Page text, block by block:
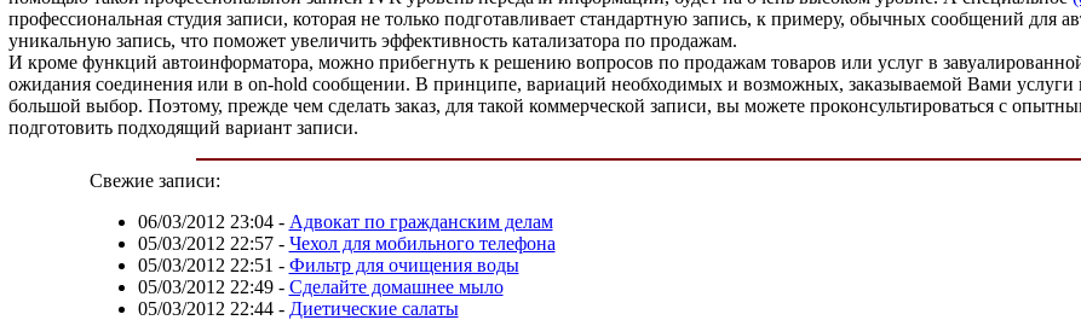
профессиональная студия записи, которая не только подготавливает стандартную запись, к примеру, обычных сообщений для
уникальную запись, что поможет увеличить эффективность катализатора по продажам.
И кроме функций автоинформатора, можно прибегнуть к решению вопросов по продажам товаров или услуг в
ожидания соединения или в on-hold сообщении. В принципе, вариаций необходимых и возможных, заказываемой Вами услуги
большой выбор. Поэтому, прежде чем сделать заказ, для такой коммерческой записи, вы можете проконсультироваться с
подготовить подходящий вариант записи.
Свежие записи:
06/03/2012 23:04- Адвокат по гражданским делам
05/03/2012 22:57- Чехол для мобильного телефона
05/03/2012 22:51 - Фильтр для очищения воды
05/03/2012 22:49- Сделайте домашнее мыло
05/03/2012 22:44- Диетические салаты